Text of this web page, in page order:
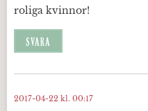
roliga kvinnor!
SVARA
2017-04-22 kl. 00:17